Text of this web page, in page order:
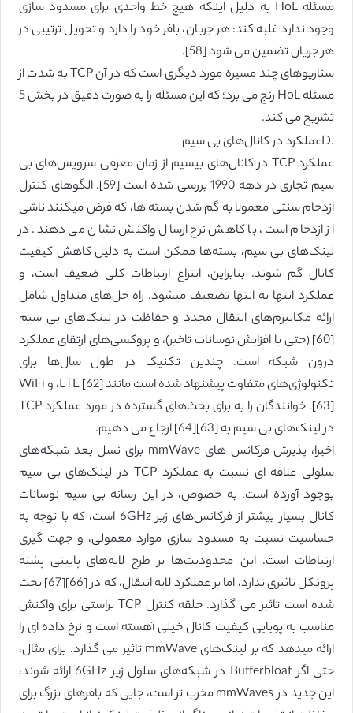
مسئله HoL به دلیل اینکه هیچ خط واحدی برای مسدود سازی
وجود ندارد غلبه کند: هر جریان، بافر خود را دارد و تحویل ترتیبی در
هر جریان تضمین می شود [58].
سناریوهای چند مسیره مورد دیگری است که در آن TCP به شدت از
مسئله HoL رنج می برد؛ که این مسئله را به صورت دقیق در بخش 5
تشریح می کند.
.Dعملکرد در کانال‌های بی سیم
عملکرد TCP در کانال‌های بیسیم از زمان معرفی سرویس‌های بی
سیم تجاری در دهه 1990 بررسی شده است [59]. الگوهای کنترل
ازدحام سنتی معمولا به گم شدن بسته ها، که فرض میکنند ناشی
از ازدحام است، با کاهش نرخ ارسال واکنش نشان می دهند. در
لینک‌های بی سیم، بسته‌ها ممکن است به دلیل کاهش کیفیت
کانال گم شوند. بنابراین، انتزاع ارتباطات کلی ضعیف است، و
عملکرد انتها به انتها تضعیف میشود. راه حل‌های متداول شامل
ارائه مکانیزم‌های انتقال مجدد و حفاظت در لینک‌های بی سیم
[60] (حتی با افزایش نوسانات تاخیر)، و پروکسی‌های ارتقای عملکرد
درون شبکه است. چندین تکنیک در طول سال‌ها برای
تکنولوژی‌های متفاوت پیشنهاد شده است مانند LTE [62]، و WiFi
[63]. خوانندگان را به برای بحث‌های گسترده در مورد عملکرد TCP
در لینک‌های بی سیم به [63][64] ارجاع می دهیم.
اخیرا، پذیرش فرکانس های mmWave برای نسل بعد شبکه‌های
سلولی علاقه ای نسبت به عملکرد TCP در لینک‌های بی سیم
بوجود آورده است. به خصوص، در این رسانه بی سیم نوسانات
کانال بسیار بیشتر از فرکانس‌های زیر 6GHz است، که با توجه به
حساسیت نسبت به مسدود سازی موارد معمولی، و جهت گیری
ارتباطات است. این محدودیت‌ها بر طرح لایه‌های پایینی پشته
پروتکل تاثیری ندارد، اما بر عملکرد لایه انتقال، که در [66][67] بحث
شده است تاثیر می گذارد. حلقه کنترل TCP براستی برای واکنش
مناسب به پویایی کیفیت کانال خیلی آهسته است و نرخ داده ای را
ارائه میدهد که بر لینک‌های mmWave تاثیر می گذارد. برای مثال،
حتی اگر Bufferbloat در شبکه‌های سلول زیر 6GHz ارائه شوند،
این جدید در mmWaves مخرب تر است، جایی که بافرهای بزرگ برای